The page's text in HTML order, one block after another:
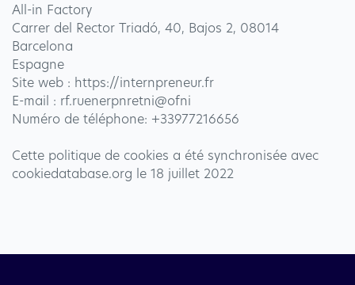
All-in Factory
Carrer del Rector Triadó, 40, Bajos 2, 08014
Barcelona
Espagne
Site web : https://internpreneur.fr
E-mail : rf.ruenerpnretni@ofni
Numéro de téléphone: +33977216656
Cette politique de cookies a été synchronisée avec
cookiedatabase.org le 18 juillet 2022